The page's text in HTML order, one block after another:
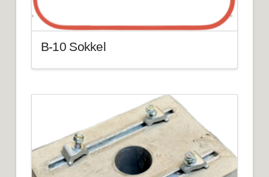
B-10 Sokkel